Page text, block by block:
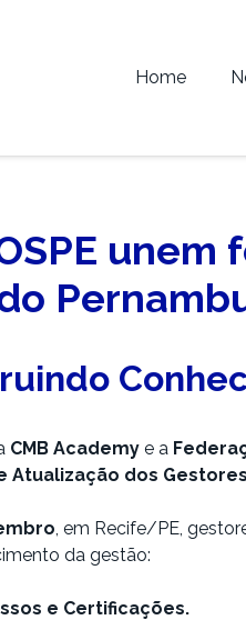
Home
CMB Academy e a
Atualização dos
, em Recife/PE,
da gestão:
e Certificações.